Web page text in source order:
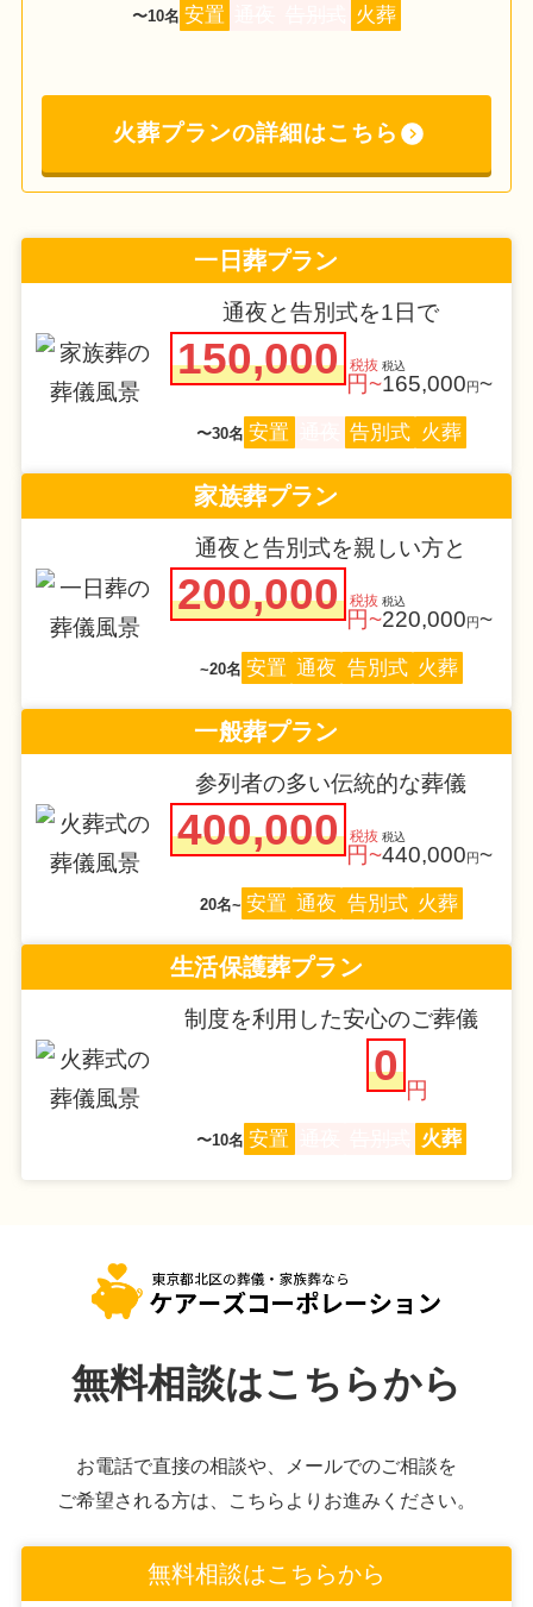
〜10名 安置 火葬
火葬プランの詳細はこちら
一日葬プラン
通夜と告別式を1日で
150,000 税抜
円~
税込
165,000 円~
〜30名 安置 告別式 火葬
家族葬プラン
通夜と告別式を親しい方と
200,000 税抜
円~
税込
220,000 円~
~20名 安置 通夜 告別式 火葬
一般葬プラン
参列者の多い伝統的な葬儀
400,000 税抜
円~
税込
440,000 円~
20名~ 安置 通夜 告別式 火葬
生活保護葬プラン
制度を利用した安心のご葬儀
0
円
〜10名 安置 火葬
無料相談はこちらから
お電話で直接の相談や、メールでのご相談を
ご希望される方は、こちらよりお進みください。
無料相談はこちらから